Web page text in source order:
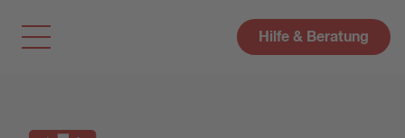
Hilfe & Beratung